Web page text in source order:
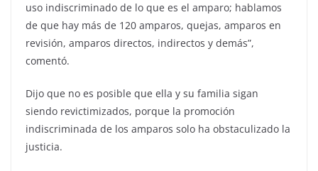
uso indiscriminado de lo que es el amparo; hablamos
de que hay más de 120 amparos, quejas, amparos en
revisión, amparos directos, indirectos y demás”,
comentó.
Dijo que no es posible que ella y su familia sigan
siendo revictimizados, porque la promoción
indiscriminada de los amparos solo ha obstaculizado la
justicia.